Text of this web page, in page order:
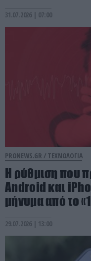
31.07.2026 | 07:00
PRONEWS.GR / ΤΕΧΝΟΛΟΓΙΑ
Η ρύθμιση που
Android και
μήνυμα από το
29.07.2026 | 13:00